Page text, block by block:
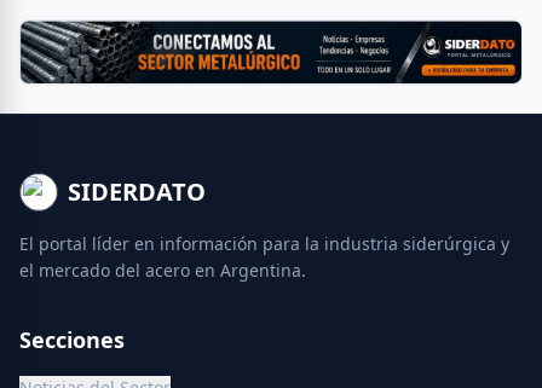
SIDERDATO
El portal líder en información para la industria siderúrgica y
el mercado del acero en Argentina.
Secciones